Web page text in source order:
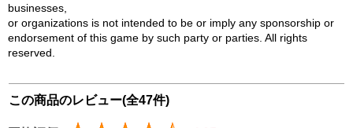
businesses,
or organizations is not intended to be or imply any sponsorship or
endorsement of this game by such party or parties. All rights
reserved.
この商品のレビュー(全47件)